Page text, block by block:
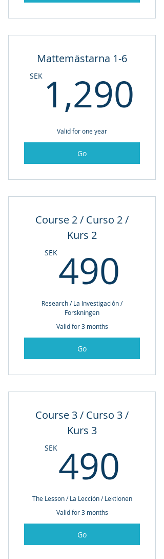
Mattemästarna 1-6
SEK 1,290
Valid for one year
Go
Course 2 / Curso 2 /
Kurs 2
SEK490
Research / La Investigación /
Forskningen
Valid for 3 months
Go
Course 3 / Curso 3 /
Kurs 3
SEK490
The Lesson / La Lección / Lektionen
Valid for 3 months
Go